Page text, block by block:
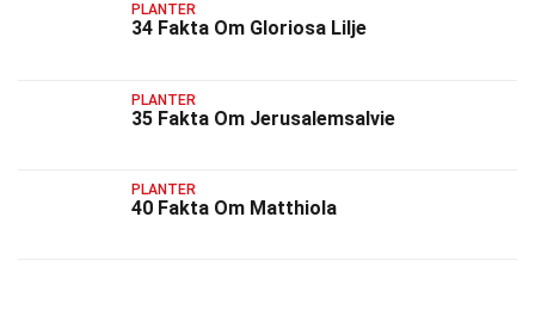
PLANTER
34 Fakta Om Gloriosa Lilje
PLANTER
35 Fakta Om Jerusalemsalvie
PLANTER
40 Fakta Om Matthiola